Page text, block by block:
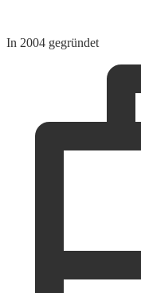
In 2004 gegründet